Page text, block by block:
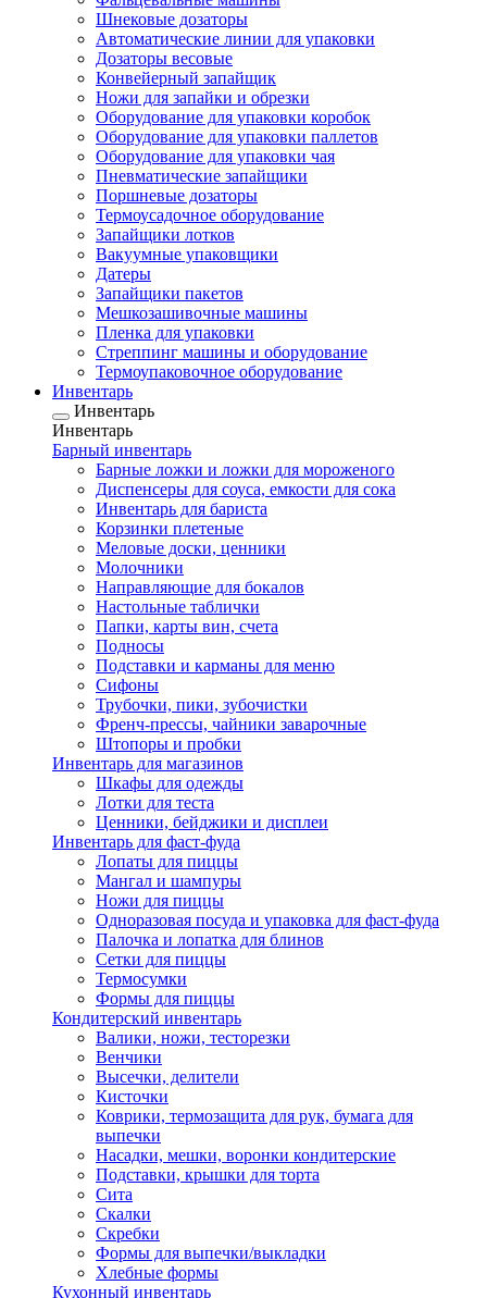
Шнековые дозаторы
Автоматические линии для упаковки
Дозаторы весовые
Конвейерный запайщик
Ножи для запайки и обрезки
Оборудование для упаковки коробок
Оборудование для упаковки паллетов
Оборудование для упаковки чая
Пневматические запайщики
Поршневые дозаторы
Термоусадочное оборудование
Запайщики лотков
Вакуумные упаковщики
Датеры
Запайщики пакетов
Мешкозашивочные машины
Пленка для упаковки
Стреппинг машины и оборудование
Термоупаковочное оборудование
Инвентарь
Инвентарь
Инвентарь
Барный инвентарь
Барные ложки и ложки для мороженого
Диспенсеры для соуса, емкости для сока
Инвентарь для бариста
Корзинки плетеные
Меловые доски, ценники
Молочники
Направляющие для бокалов
Настольные таблички
Папки, карты вин, счета
Подносы
Подставки и карманы для меню
Сифоны
Трубочки, пики, зубочистки
Френч-прессы, чайники заварочные
Штопоры и пробки
Инвентарь для магазинов
Шкафы для одежды
Лотки для теста
Ценники, бейджики и дисплеи
Инвентарь для фаст-фуда
Лопаты для пиццы
Мангал и шампуры
Ножи для пиццы
Одноразовая посуда и упаковка для фаст-фуда
Палочка и лопатка для блинов
Сетки для пиццы
Термосумки
Формы для пиццы
Кондитерский инвентарь
Валики, ножи, тесторезки
Венчики
Высечки, делители
Кисточки
Коврики, термозащита для рук, бумага для
выпечки
Насадки, мешки, воронки кондитерские
Подставки, крышки для торта
Сита
Скалки
Скребки
Формы для выпечки/выкладки
Хлебные формы
Кухонный инвентарь